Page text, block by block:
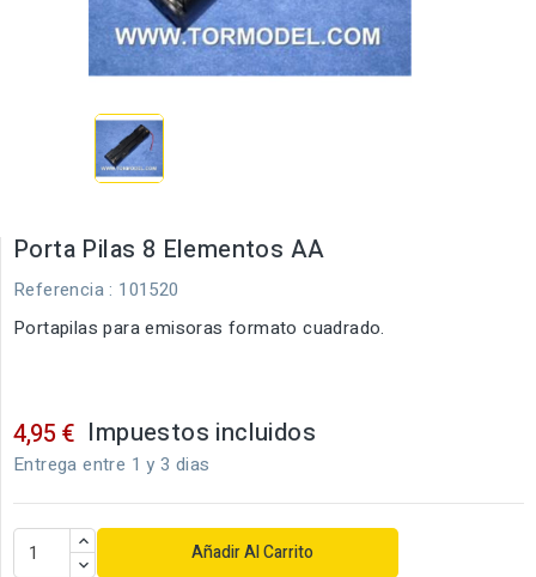
Porta Pilas 8 Elementos AA
Referencia : 101520
Portapilas para emisoras formato cuadrado.
4,95 € Impuestos incluidos
Entrega entre 1 y 3 dias
Añadir Al Carrito